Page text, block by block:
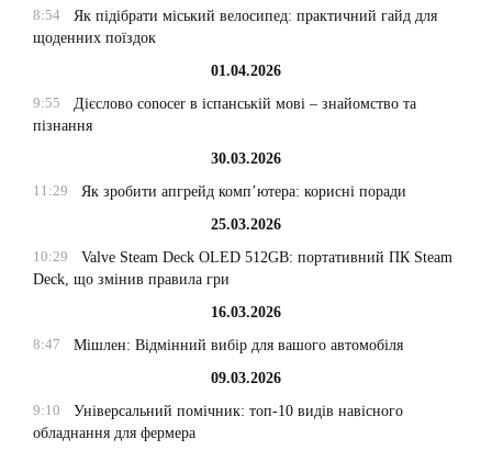
8:54
Як підібрати міський велосипед: практичний гайд для
щоденних поїздок
01.04.2026
9:55
Дієслово conocer в іспанській мові – знайомство та
пізнання
30.03.2026
11:29
Як зробити апгрейд комп’ютера: корисні поради
25.03.2026
10:29
Valve Steam Deck OLED 512GB: портативний ПК Steam
Deck, що змінив правила гри
16.03.2026
8:47
Мішлен: Відмінний вибір для вашого автомобіля
09.03.2026
9:10
Універсальний помічник: топ-10 видів навісного
обладнання для фермера